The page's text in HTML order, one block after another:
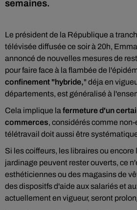
semaines.
Le président de la République a
télévisée diffusée ce soir à 20h,
annoncé de nouvelles mesures de
pour faire face à la flambée de
confinement "hybride," déja en
départements, est généralisé à
Cela implique la fermeture d'un
commerces, considérés comme
télétravail doit aussi être
Si les coiffeurs, les libraires ou encore
jardinage peuvent rester ouverts, ce
esthéticiennes ou des magasins de
des dispositfs d'aide aux salariés et
actuellement en vigueur, seront